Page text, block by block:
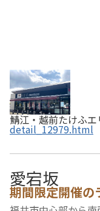
鯖江・越前たけふエ
detail_12979.html
愛宕坂
期間限定開催の